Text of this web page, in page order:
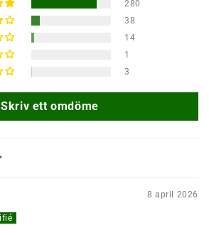
280
38
14
1
3
Skriv ett omdöme
8 april 2026